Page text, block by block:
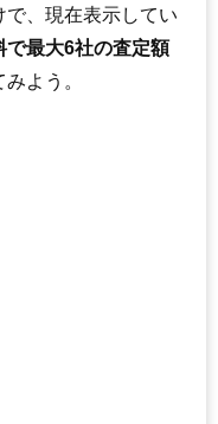
で、現在表示してい
で最大6社の査定額
よう。